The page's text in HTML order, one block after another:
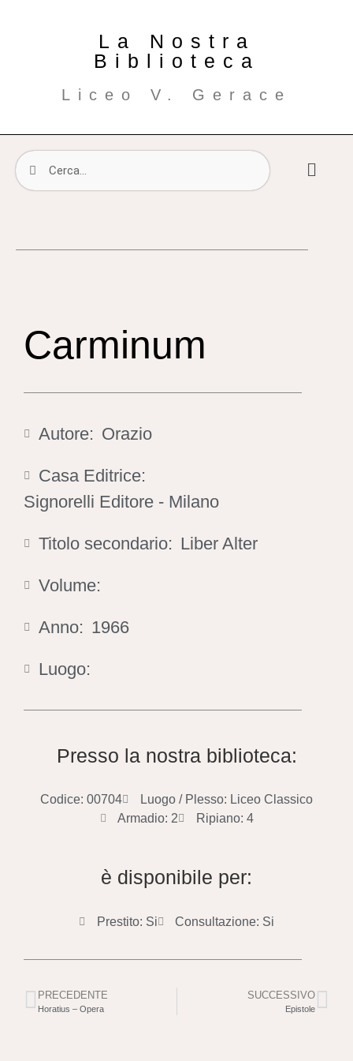
La Nostra
Biblioteca
Liceo V. Gerace
Carminum
Autore: Orazio
Casa Editrice:
Signorelli Editore - Milano
Titolo secondario: Liber Alter
Volume:
Anno: 1966
Luogo:
Presso la nostra biblioteca:
Codice: 00704
Luogo / Plesso: Liceo Classico
Armadio: 2
Ripiano: 4
è disponibile per:
Prestito: Si Consultazione: Si
PRECEDENTE
Horatius – Opera
SUCCESSIVO
Epistole